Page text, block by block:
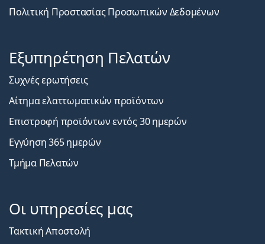
Πολιτική Προστασίας Προσωπικών Δεδομένων
Εξυπηρέτηση Πελατών
Συχνές ερωτήσεις
Αίτημα ελαττωματικών προϊόντων
Επιστροφή προϊόντων εντός 30 ημερών
Εγγύηση 365 ημερών
Τμήμα Πελατών
Οι υπηρεσίες μας
Τακτική Αποστολή